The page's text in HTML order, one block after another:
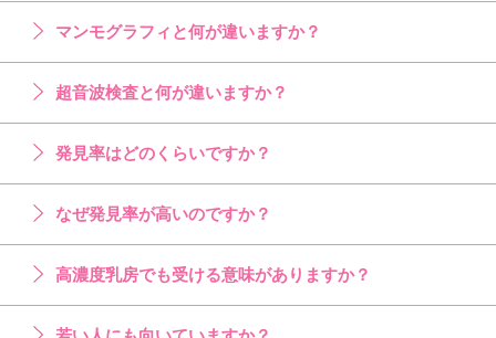
マンモグラフィと何が違いますか？
超音波検査と何が違いますか？
発見率はどのくらいですか？
なぜ発見率が高いのですか？
高濃度乳房でも受ける意味がありますか？